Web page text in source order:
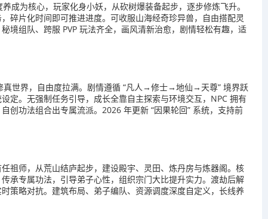
成为核心，玩家化身小妖，从砍树爆装备起步，逐步修炼飞升。
碎片化时间即可推进进度。可收服山海经奇珍异兽，自由搭配灵
境组队、跨服 PVP 玩法齐全，画风清新治愈，剧情轻松有趣，适
真世界，自由度拉满。剧情遵循 “凡人→修士→地仙→天尊” 境界跃
定。无强制任务引导，成长全靠自主探索与环境交互，NPC 拥有
创功法组合出专属流派。2026 年更新 “因果轮回” 系统，支持前
祖师，从荒山结庐起步，建设殿宇、灵田、炼丹房与炼器阁。核
承专属功法，引导弟子心性，组织宗门大比提升实力。渡劫后解
策略对抗。建筑布局、弟子编队、资源调度深度自定义，长线养